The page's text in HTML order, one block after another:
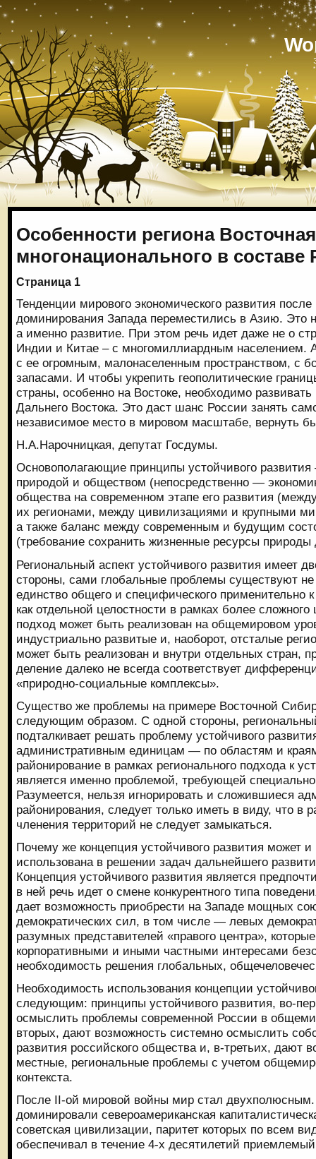
Особенности региона
многонационального в составе
Страница 1
Тенденции мирового экономического развития после
доминирования Запада переместились в Азию. Это
а именно развитие. При этом речь идет даже не о
Индии и Китае – с многомиллиардным населением.
с ее огромным, малонаселенным пространством, с
запасами. И чтобы укрепить геополитические
страны, особенно на Востоке, необходимо
Дальнего Востока. Это даст шанс России занять
независимое место в мировом масштабе, вернуть
Н.А.Нарочницкая, депутат Госдумы.
Основополагающие принципы устойчивого
природой и обществом (непосредственно —
общества на современном этапе его развития
их регионами, между цивилизациями и крупными
а также баланс между современным и будущим
(требование сохранить жизненные ресурсы
Региональный аспект устойчивого развития имеет
стороны, сами глобальные проблемы существуют
единство общего и специфического применительно
как отдельной целостности в рамках более
подход может быть реализован на общемировом
индустриально развитые и, наоборот, отсталые
может быть реализован и внутри отдельных стран,
деление далеко не всегда соответствует
«природно-социальные комплексы».
Существо же проблемы на примере Восточной
следующим образом. С одной стороны,
подталкивает решать проблему устойчивого
административным единицам — по областям и
районирование в рамках регионального подхода к
является именно проблемой, требующей
Разумеется, нельзя игнорировать и сложившиеся
районирования, следует только иметь в виду, что в
членения территорий не следует замыкаться.
Почему же концепция устойчивого развития может
использована в решении задач дальнейшего
Концепция устойчивого развития является
в ней речь идет о смене конкурентного типа
дает возможность приобрести на Западе мощных
демократических сил, в том числе — левых
разумных представителей «правого центра»,
корпоративными и иными частными интересами
необходимость решения глобальных,
Необходимость использования концепции
следующим: принципы устойчивого развития, во-
осмыслить проблемы современной России в
вторых, дают возможность системно осмыслить
развития российского общества и, в-третьих, дают
местные, региональные проблемы с учетом
контекста.
После II-ой мировой войны мир стал двухполюсным.
доминировали североамериканская
советская цивилизации, паритет которых по всем
обеспечивал в течение 4-х десятилетий